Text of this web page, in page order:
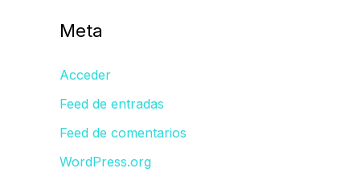
Meta
Acceder
Feed de entradas
Feed de comentarios
WordPress.org